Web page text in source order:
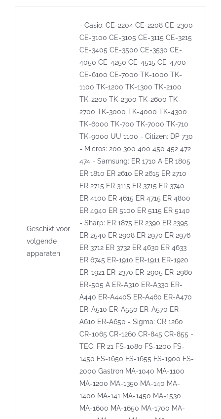
Geschikt voor
volgende
apparaten
- Casio: CE-2204 CE-2208 CE-2300
CE-3100 CE-3105 CE-3115 CE-3215
CE-3405 CE-3500 CE-3530 CE-
4050 CE-4250 CE-4515 CE-4700
CE-6100 CE-7000 TK-1000 TK-
1100 TK-1200 TK-1300 TK-2100
TK-2200 TK-2300 TK-2600 TK-
2700 TK-3000 TK-4000 TK-4300
TK-6000 TK-700 TK-7000 TK-710
TK-9000 UU 1100 - Citizen: DP 730
- Micros: 200 300 400 450 452 472
474 - Samsung: ER 1710 A ER 1805
ER 1810 ER 2610 ER 2615 ER 2710
ER 2715 ER 3115 ER 3715 ER 3740
ER 4100 ER 4615 ER 4715 ER 4800
ER 4940 ER 5100 ER 5115 ER 5140
- Sharp: ER 1875 ER 2390 ER 2395
ER 2540 ER 2908 ER 2970 ER 2976
ER 3712 ER 3732 ER 4630 ER 4633
ER 6745 ER-1910 ER-1911 ER-1920
ER-1921 ER-2370 ER-2905 ER-2980
ER-505 A ER-A310 ER-A330 ER-
A440 ER-A440S ER-A460 ER-A470
ER-A510 ER-A550 ER-A570 ER-
A610 ER-A650 - Sigma: CR 1260
CR-1065 CR-1260 CR-845 CR-855 -
TEC: FR 21 FS-1080 FS-1200 FS-
1450 FS-1650 FS-1655 FS-1900 FS-
2000 Gastron MA-1040 MA-1100
MA-1200 MA-1350 MA-140 MA-
1400 MA-141 MA-1450 MA-1530
MA-1600 MA-1650 MA-1700 MA-